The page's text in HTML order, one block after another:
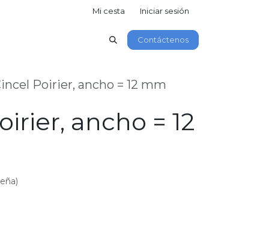
Mi cesta Iniciar sesión
Contáctenos
Poirier, ancho = 12 mm
ancho = 12